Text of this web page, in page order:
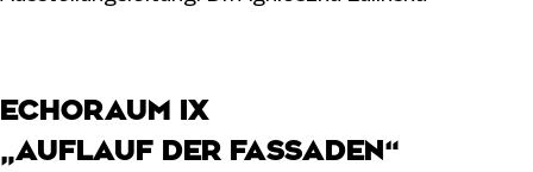
ECHORAUM IX
„AUFLAUF DER FASSADEN“